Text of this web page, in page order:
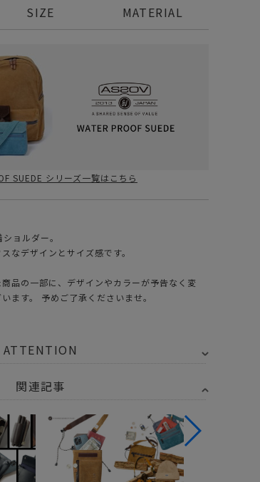
SUEDE シリーズ一覧はこちら
ョルダー。
なデザインとサイズ感です。
品の一部に、デザインやカラーが予告なく変
ます。 予めご了承くださいませ。
SIZE MATERIAL
ATTENTION
関連記事